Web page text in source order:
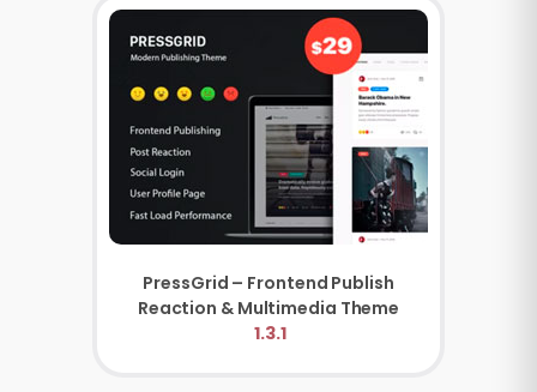
PressGrid – Frontend Publish
1.3.1